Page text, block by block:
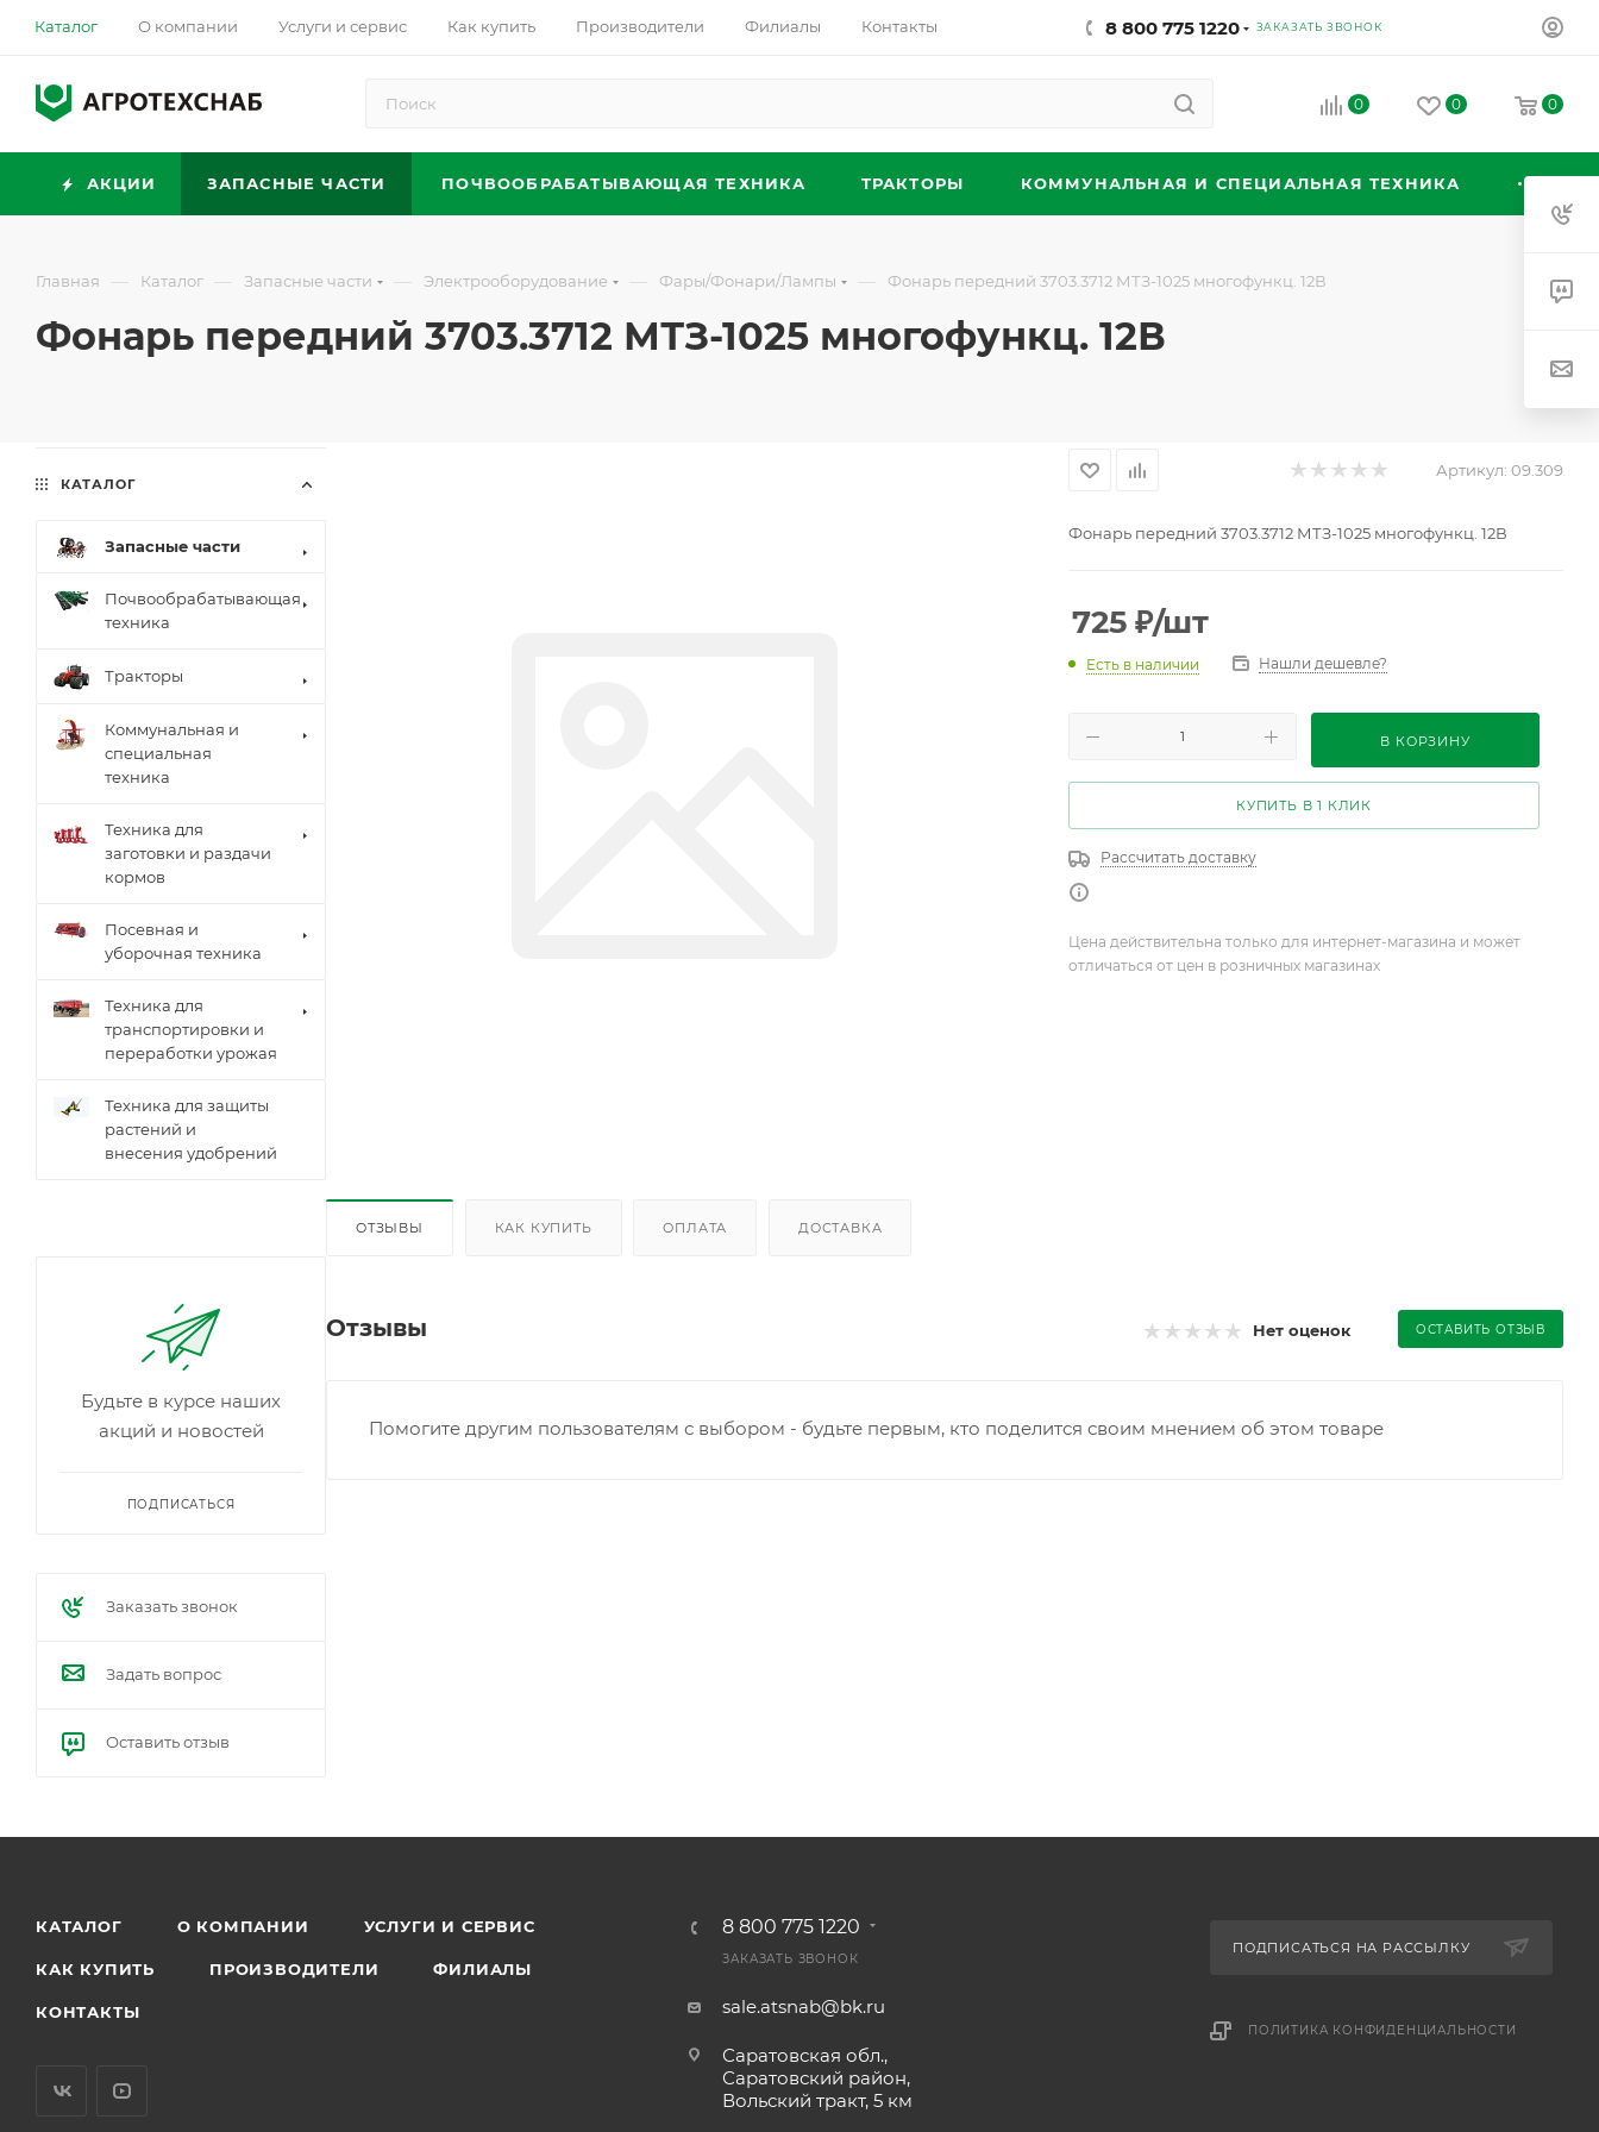
Каталог О компании Услуги и сервис Как купить Производители Филиалы Контакты 8 800 775 1220 ЗАКАЗАТЬ ЗВОНОК
0 0 0
АКЦИИ ЗАПАСНЫЕ ЧАСТИ ПОЧВООБРАБАТЫВАЮЩАЯ ТЕХНИКА ТРАКТОРЫ КОММУНАЛЬНАЯ И СПЕЦИАЛЬНАЯ ТЕХНИКА
Главная — Каталог — Запасные части — Электрооборудование — Фары/Фонари/Лампы — Фонарь передний 3703.3712 МТЗ-1025 многофункц. 12В
Фонарь передний 3703.3712 МТЗ-1025 многофункц. 12В
Артикул: 09.309
Фонарь передний 3703.3712 МТЗ-1025 многофункц. 12В
725 ₽/шт
Есть в наличии Нашли дешевле?
В КОРЗИНУ
КУПИТЬ В 1 КЛИК
Рассчитать доставку
Цена действительна только для интернет-магазина и может
отличаться от цен в розничных магазинах
ОТЗЫВЫ КАК КУПИТЬ ОПЛАТА ДОСТАВКА
Отзывы Нет оценок ОСТАВИТЬ ОТЗЫВ
Помогите другим пользователям с выбором - будьте первым, кто поделится своим мнением об этом товаре
КАТАЛОГ
Запасные части
Почвообрабатывающая
техника
Тракторы
Коммунальная и
специальная
техника
Техника для
заготовки и раздачи
кормов
Посевная и
уборочная техника
Техника для
транспортировки и
переработки урожая
Техника для защиты
растений и
внесения удобрений
Будьте в курсе наших
акций и новостей
ПОДПИСАТЬСЯ
Заказать звонок
Задать вопрос
Оставить отзыв
КАТАЛОГ О КОМПАНИИ УСЛУГИ И СЕРВИС
КАК КУПИТЬ ПРОИЗВОДИТЕЛИ ФИЛИАЛЫ
КОНТАКТЫ
8 800 775 1220
ЗАКАЗАТЬ ЗВОНОК
sale.atsnab@bk.ru
Саратовская обл.,
Саратовский район,
Вольский тракт, 5 км
ПОДПИСАТЬСЯ НА РАССЫЛКУ
ПОЛИТИКА КОНФИДЕНЦИАЛЬНОСТИ